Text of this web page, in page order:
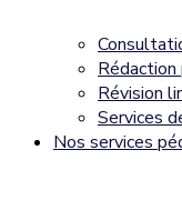
Révision
Services
Nos services